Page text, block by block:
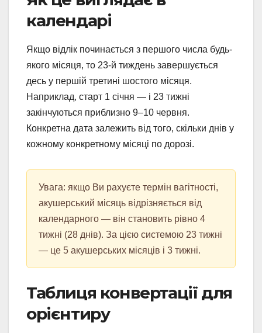
календарі
Якщо відлік починається з першого числа будь-
якого місяця, то 23-й тиждень завершується
десь у першій третині шостого місяця.
Наприклад, старт 1 січня — і 23 тижні
закінчуються приблизно 9–10 червня.
Конкретна дата залежить від того, скільки днів у
кожному конкретному місяці по дорозі.
Увага: якщо Ви рахуєте термін вагітності,
акушерський місяць відрізняється від
календарного — він становить рівно 4
тижні (28 днів). За цією системою 23 тижні
— це 5 акушерських місяців і 3 тижні.
Таблиця конвертації для
орієнтиру